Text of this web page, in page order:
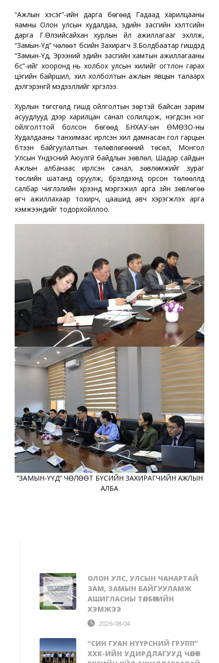
“Ажлын хэсэг”-ийн дарга бөгөөд Гадаад харилцааны
яамны Олон улсын худалдаа, эдийн засгийн хэлтсийн
дарга Г.Өлзийсайхан хурлын үйл ажиллагааг эхлүүлж,
“Замын-Үүд” чөлөөт бүсийн Захирагч З.Болдбаатар гишүүдэд
“Замын-Үүд, Эрээний эдийн засгийн хамтын ажиллагааны
бүс”-ийг хооронд нь холбох улсын хилийг огтлон гарах
цэгийн байршил, хил холболтын ажлын явцын талаарх
дэлгэрэнгүй мэдээллийг хүргэлээ.
Хурлын төгсгөлд гишүүд ойлголтын зөрүүтэй байсан зарим
асуудлууд дээр харилцан санал солилцож, нэгдсэн нэг
ойлголттой болсон бөгөөд БНХАУ-ын ӨМӨЗО-ны
Худалдааны танхимаас ирүүлсэн хил дамнасан гол гарцын
бүтээн байгуулалтын төлөвлөгөөний төсөл, Монгол
Улсын Үндэсний Аюулгүй байдлын зөвлөл, Шадар сайдын
Ажлын албанаас ирүүлсэн санал, зөвлөмжийг зураг
төслийн шатанд оруулж, бүрэлдэхүүнд орсон төлөөллүүд
салбар чиглэлийн хүрээнд мэргэжил арга зүйн зөвлөгөө
өгч ажиллахаар тохирч, цаашид авч хэрэгжүүлэх арга
хэмжээнүүдийг тодорхойллоо.
“ЗАМЫН-ҮҮД” ЧӨЛӨӨТ БҮСИЙН ЗАХИРАГЧИЙН АЖЛЫН
АЛБА
ОЛОН УЛС, УЛСЫН ЧАНАРТАЙ
ЗАМ, ЗАМЫН БАЙГУУЛАМЖ
АШИГЛАСНЫ ТӨЛБӨРИЙН
ХЭМЖЭЭ
2026-08-04
“СИН ГУАН НҮҮРСНИЙ ГРУПП”
ХХК-ИЙН УДИРДЛАГУУД ЧӨЛӨӨТ